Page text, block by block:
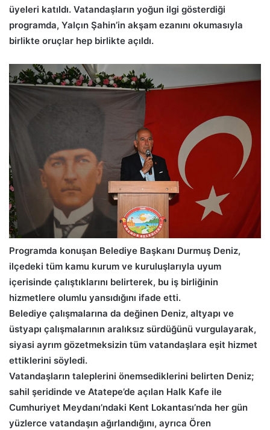
üyeleri katıldı. Vatandaşların yoğun ilgi gösterdiği
programda, Yalçın Şahin’in akşam ezanını okumasıyla
birlikte oruçlar hep birlikte açıldı.
Programda konuşan Belediye Başkanı Durmuş Deniz,
ilçedeki tüm kamu kurum ve kuruluşlarıyla uyum
içerisinde çalıştıklarını belirterek, bu iş birliğinin
hizmetlere olumlu yansıdığını ifade etti.
Belediye çalışmalarına da değinen Deniz, altyapı ve
üstyapı çalışmalarının aralıksız sürdüğünü vurgulayarak,
siyasi ayrım gözetmeksizin tüm vatandaşlara eşit hizmet
ettiklerini söyledi.
Vatandaşların taleplerini önemsediklerini belirten Deniz;
sahil şeridinde ve Atatepe’de açılan Halk Kafe ile
Cumhuriyet Meydanı’ndaki Kent Lokantası’nda her gün
yüzlerce vatandaşın ağırlandığını, ayrıca Ören